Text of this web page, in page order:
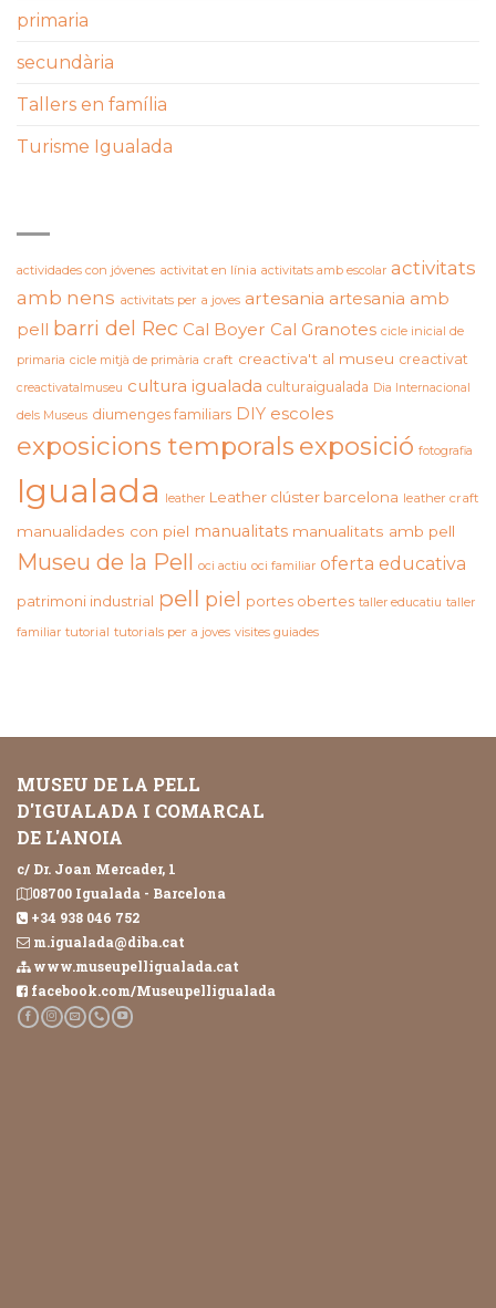
primaria
secundària
Tallers en família
Turisme Igualada
actividades con jóvenes activitat en línia activitats amb escolar activitats
amb nens activitats per a joves artesania artesania amb
pell barri del Rec Cal Boyer Cal Granotes cicle inicial de
primaria cicle mitjà de primària craft creactiva't al museu creactivat
creactivatalmuseu cultura igualada culturaigualada Dia Internacional
dels Museus diumenges familiars DIY escoles
exposicions temporals exposició fotografia
Igualada leather Leather clúster barcelona leather craft
manualidades con piel manualitats manualitats amb pell
Museu de la Pell oci actiu oci familiar oferta educativa
patrimoni industrial pell piel portes obertes taller educatiu taller
familiar tutorial tutorials per a joves visites guiades
MUSEU DE LA PELL
D'IGUALADA I COMARCAL
DE L'ANOIA
c/ Dr. Joan Mercader, 1
08700 Igualada - Barcelona
+34 938 046 752
m.igualada@diba.cat
www.museupelligualada.cat
facebook.com/Museupelligualada